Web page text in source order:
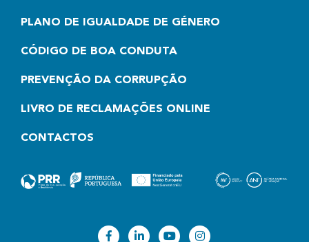
PLANO DE IGUALDADE DE GÉNERO
CÓDIGO DE BOA CONDUTA
PREVENÇÃO DA CORRUPÇÃO
LIVRO DE RECLAMAÇÕES ONLINE
CONTACTOS